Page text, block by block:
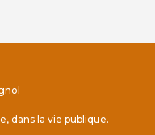
dans la vie publique.